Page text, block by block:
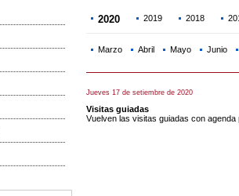
2020 2019 2018
Marzo Abril Mayo Junio
Jueves 17 de setiembre de 2020
Visitas guiadas
Vuelven las visitas guiadas con agenda